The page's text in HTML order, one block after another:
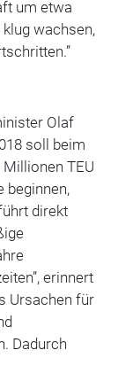
um etwa
wachsen,
Olaf
soll beim
TEU
beginnen,
direkt
erinnert
Ursachen für
Dadurch